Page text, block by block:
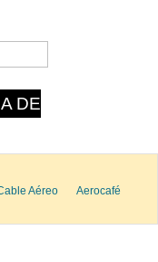
DE
Aéreo
Aerocafé